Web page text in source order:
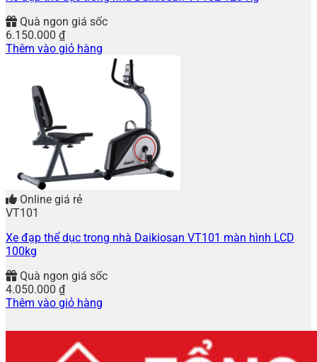
Quà ngon giá sốc
6.150.000 ₫
Thêm vào giỏ hàng
Online giá rẻ
VT101
Xe đạp thể dục trong nhà Daikiosan VT101 màn hình LCD
100kg
Quà ngon giá sốc
4.050.000 ₫
Thêm vào giỏ hàng